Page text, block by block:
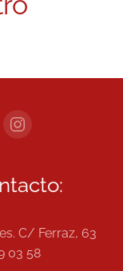
C/ Ferraz, 63
03 58